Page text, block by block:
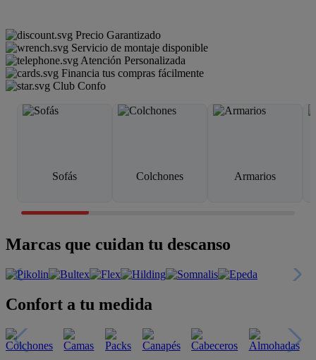
Precio Garantizado
Servicio de montaje disponible
Atención Personalizada
Financia tus compras fácilmente
Club Confo
Sofás Colchones Armarios
Marcas que cuidan tu descanso
Confort a tu medida